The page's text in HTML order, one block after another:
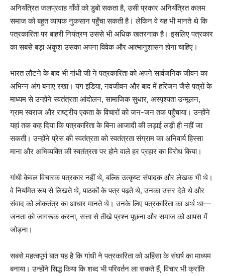
अनियंत्रित जलप्रवाह गाँवों को डुबो सकता है, उसी प्रकार अनियंत्रित कलम
समाज को बहुत व्यापक नुकसान पहुँचा सकती है। लेकिन वे यह भी मानते थे कि
पत्रकारिता पर बाहरी नियंत्रण उससे भी अधिक खतरनाक है। इसलिए पत्रकार
का सबसे बड़ा अंकुश उसका अपना विवेक और आत्मानुशासन होना चाहिए।
भारत लौटने के बाद भी गांधी जी ने पत्रकारिता को अपने सार्वजनिक जीवन का
अभिन्न अंग बनाए रखा। यंग इंडिया, नवजीवन और बाद में हरिजन जैसे पत्रों के
माध्यम से उन्होंने स्वतंत्रता आंदोलन, सामाजिक सुधार, अस्पृश्यता उन्मूलन,
ग्राम स्वराज और राष्ट्रीय एकता के विचारों को जन-जन तक पहुँचाया। उन्होंने
यहां तक कह दिया कि पत्रकारिता के बिना आजादी की लड़ाई लड़ी ही नहीं जा
सकती। उन्होंने प्रेस की स्वतंत्रता को स्वतंत्रता संग्राम का अनिवार्य हिस्सा
माना और अभिव्यक्ति की स्वतंत्रता पर होने वाले हर प्रहार का विरोध किया।
गांधी केवल विचारक पत्रकार नहीं थे, बल्कि उत्कृष्ट संपादक और लेखक भी थे।
वे नियमित रूप से लिखते थे, पाठकों के पत्र पढ़ते थे, उनका उत्तर देते थे और
संवाद को लोकतंत्र का आधार मानते थे। उनके लिए पत्रकारिता का अर्थ था—
जनता को जागरूक करना, सत्ता से तीखे प्रश्न पूछना और समाज को आपस में
जोड़ना।
सबसे महत्वपूर्ण बात यह है कि गांधी ने पत्रकारिता को अहिंसा के संघर्ष का माध्यम
बनाया। उन्होंने सिद्ध किया कि शब्द भी परिवर्तन ला सकते हैं, विचार भी क्रांति